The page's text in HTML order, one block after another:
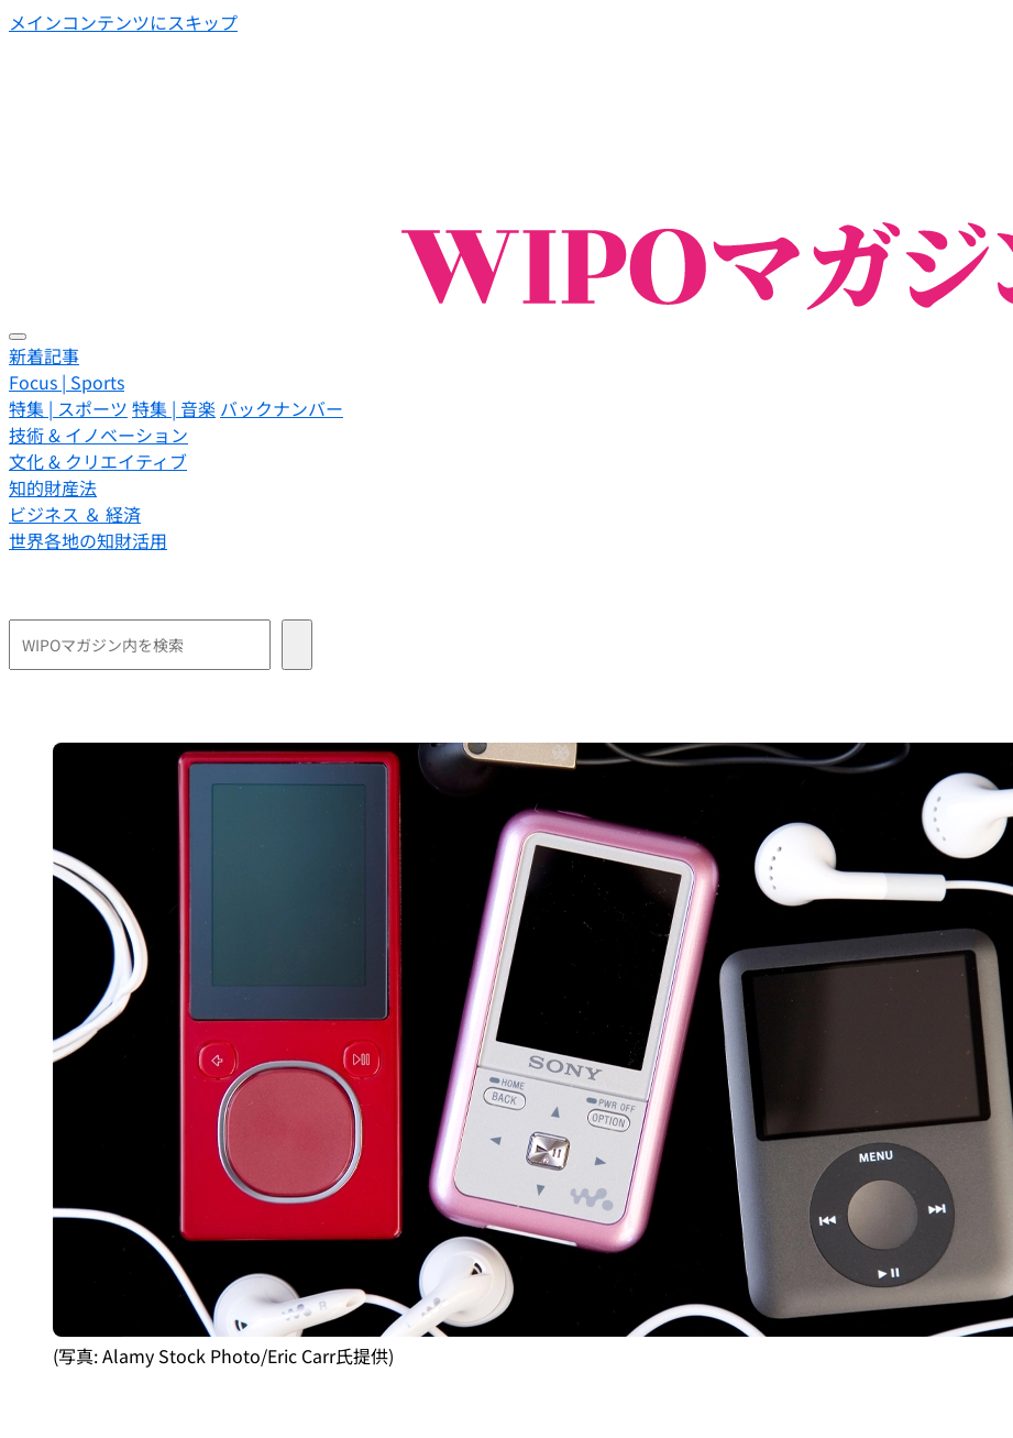
メインコンテンツにスキップ
新着記事
Focus | Sports
特集 | スポーツ 特集 | 音楽 バックナンバー
技術 & イノベーション
文化 & クリエイティブ
知的財産法
ビジネス ＆ 経済
世界各地の知財活用
(写真: Alamy Stock Photo/Eric Carr氏提供)